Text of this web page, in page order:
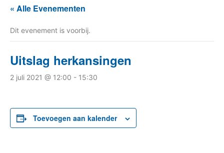
« Alle Evenementen
Dit evenement is voorbij.
Uitslag herkansingen
2 juli 2021 @ 12:00 - 15:30
Toevoegen aan kalender